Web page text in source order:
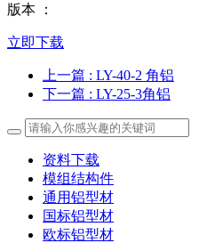
版本 ：
立即下载
上一篇 : LY-40-2 角铝
下一篇 : LY-25-3角铝
资料下载
模组结构件
通用铝型材
国标铝型材
欧标铝型材